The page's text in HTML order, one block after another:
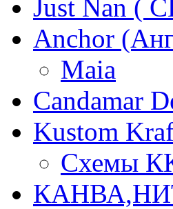
Just Nan (
Anchor
Maia
Candamar
Kustom
Схемы